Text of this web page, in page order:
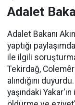
Adalet
Adalet Bakanı
yaptığı
ile ilgili
Tekirdağ,
alındığını
yaşındaki